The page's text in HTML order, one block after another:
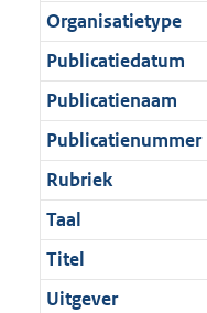
m
a
a
t
r
m
a
a
t
n
d
Organisatietype
Publicatiedatum
Publicatienaam
Publicatienummer
Rubriek
Taal
Titel
Uitgever